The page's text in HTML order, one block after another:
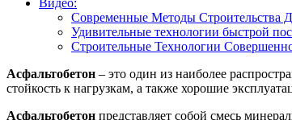
Современные Методы Строительства
Удивительные технологии быстрой
Строительные Технологии
Асфальтобетон – это один из наиболее
стойкость к нагрузкам, а также хорошие
Асфальтобетон представляет собой смесь